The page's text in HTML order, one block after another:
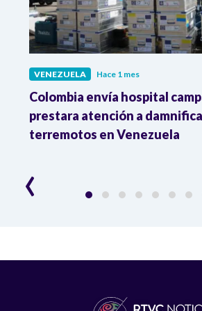
VENEZUELA Hace 1 mes
Colombia envía hospital
prestara atención a
terremotos en Venezuela
‹